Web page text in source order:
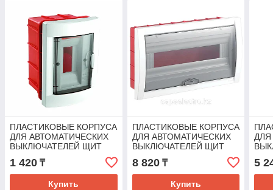
ПЛАСТИКОВЫЕ КОРПУСА
ДЛЯ АВТОМАТИЧЕСКИХ
ВЫКЛЮЧАТЕЛЕЙ ЩИТ
ВНУТРЕННЕЙ
УСТАНОВКИ X2 (VIKO)
45шт
1 420 ₸
Купить
ПЛАСТИКОВЫЕ КОРПУСА
ДЛЯ АВТОМАТИЧЕСКИХ
ВЫКЛЮЧАТЕЛЕЙ ЩИТ
ВНУТРЕННИЙ
УСТАНОВКИ X18
МОДУЛЬНЫЙ (VIKO) 45шт
8 820₸
Купить
ДЛЯ
5